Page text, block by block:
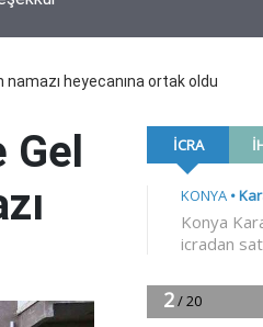
heyecanına ortak oldu